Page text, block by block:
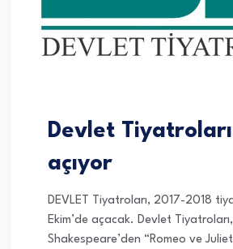
Devlet
açıyor
DEVLET Tiyatroları, 2017-2018
Ekim’de açacak. Devlet
Shakespeare’den “Romeo ve